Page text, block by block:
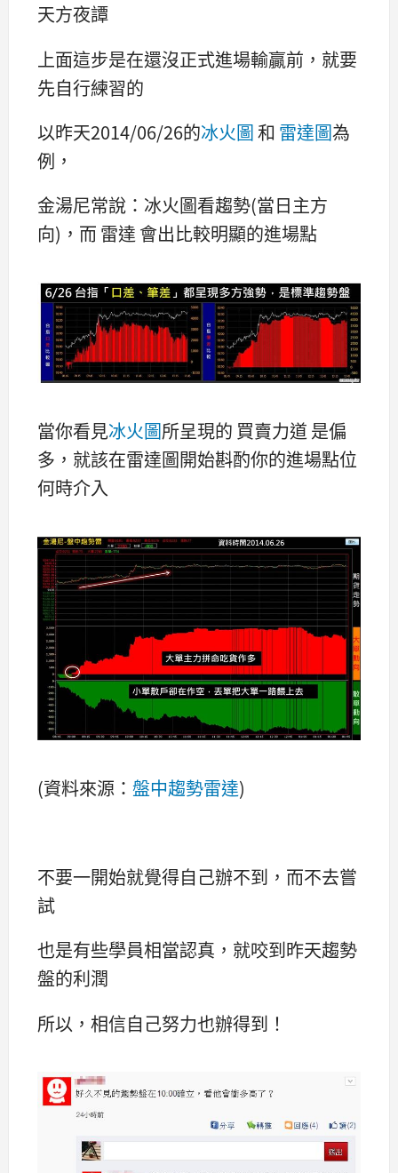
天方夜譚
上面這步是在還沒正式進場輸贏前，就要
先自行練習的
以昨天2014/06/26的冰火圖和 雷達圖為
例，
金湯尼常說：冰火圖看趨勢(當日主方
向)，而 雷達 會出比較明顯的進場點
當你看見冰火圖所呈現的 買賣力道 是偏
多，就該在雷達圖開始斟酌你的進場點位
何時介入
(資料來源： 盤中趨勢雷達)
不要一開始就覺得自己辦不到，而不去嘗
試
也是有些學員相當認真，就咬到昨天趨勢
盤的利潤
所以，相信自己努力也辦得到！